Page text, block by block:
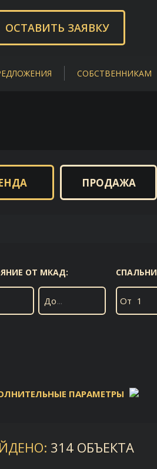
ОСТАВИТЬ ЗАЯВКУ
СОБСТВЕННИКАМ
ПРОДАЖА
ОТ МКАД:
До От
ПАРАМЕТРЫ
314 ОБЪЕКТА